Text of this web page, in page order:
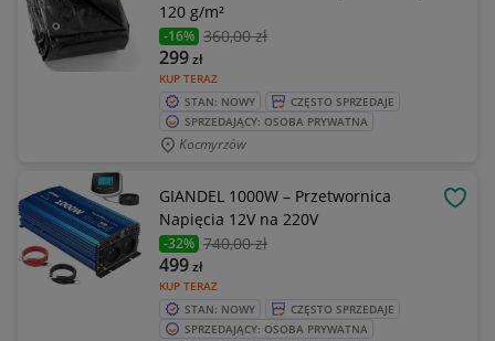
120 g/m²
-16% 360,00 zł
KUP TERAZ
299zł
STAN: NOWY
CZĘSTO SPRZEDAJE
SPRZEDAJĄCY: OSOBA PRYWATNA
Kocmyrzów
GIANDEL 1000W – Przetwornica
Napięcia 12V na 220V
-32% 740,00 zł
KUP TERAZ
499zł
STAN: NOWY
CZĘSTO SPRZEDAJE
SPRZEDAJĄCY: OSOBA PRYWATNA